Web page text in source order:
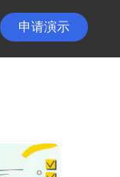
申请演示